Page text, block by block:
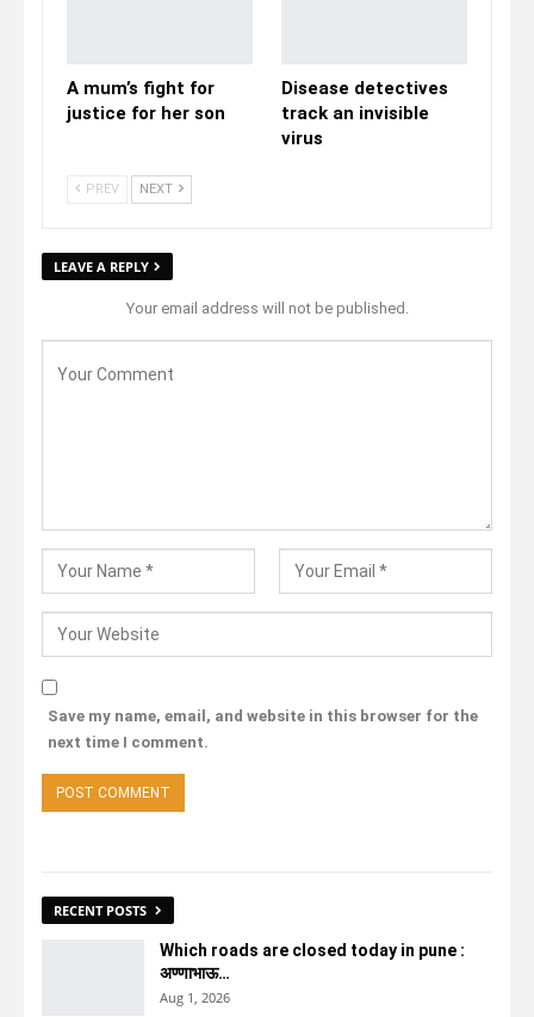
A mum’s fight for
justice for her son
Disease detectives
track an invisible
virus
PREV NEXT
LEAVE A REPLY
Your email address will not be published.
Save my name, email, and website in this browser for the
next time I comment.
RECENT POSTS
Which roads are closed today in pune :
अण्णाभाऊ…
Aug 1, 2026